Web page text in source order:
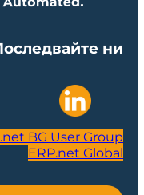
ни
BG User Group
ERP.net Global